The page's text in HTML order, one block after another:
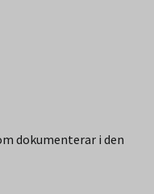
dokumenterar i den